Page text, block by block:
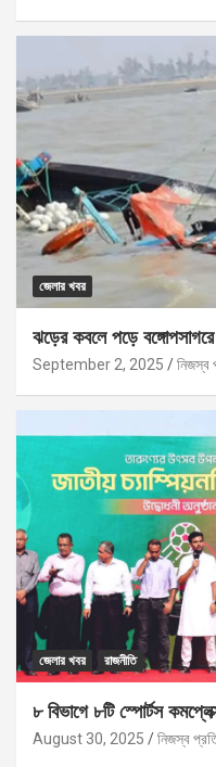
জেলার খবর
ঝড়ের কবলে পড়ে
September 2, 2025 নিজস্ব
জেলার খবর রাজনীতি
৮ বিভাগে ৮টি স্পোর্টস
August 30, 2025 নিজস্ব